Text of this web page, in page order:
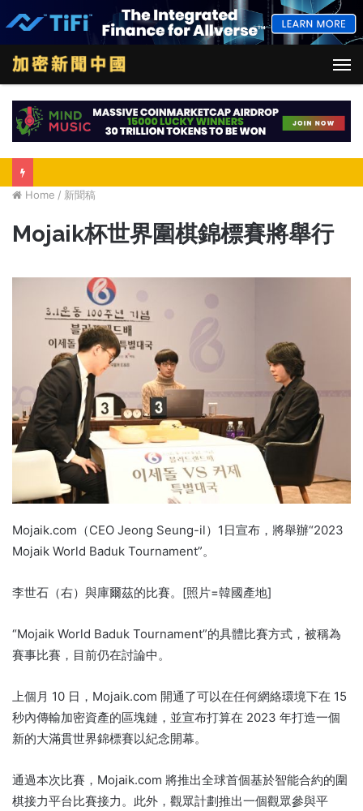
Home / 新聞稿
Mojaik杯世界圍棋錦標賽將舉行
Mojaik.com（CEO Jeong Seung-il）1日宣布，將舉辦“2023
Mojaik World Baduk Tournament”。
李世石（右）與庫爾茲的比賽。 [照片=韓國產地]
“Mojaik World Baduk Tournament”的具體比賽方式，被稱為
賽事比賽，目前仍在討論中。
上個月 10 日，Mojaik.com 開通了可以在任何網絡環境下在 15
秒內傳輸加密資產的區塊鏈，並宣布打算在 2023 年打造一個
新的大滿貫世界錦標賽以紀念開幕。
通過本次比賽，Mojaik.com 將推出全球首個基於智能合約的圍
棋接力平台比賽接力。 此外，觀眾計劃推出一個觀眾參與平